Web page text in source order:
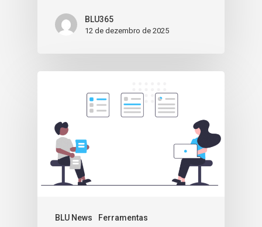
BLU365
12 de dezembro de 2025
BLU News Ferramentas